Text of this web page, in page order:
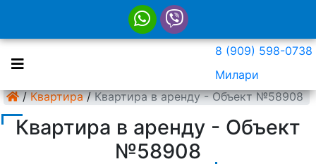
8 (909) 598-0738
Милари
/ Квартира / Квартира в аренду - Объект №58908
Квартира в аренду - Объект
№58908